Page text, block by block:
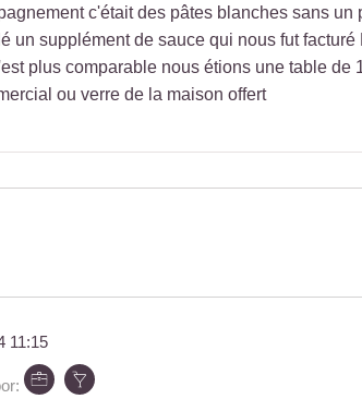
c'était des pâtes blanches sans
un supplément de sauce qui nous fut
plus comparable nous étions une table de
ou verre de la maison offert
11:15